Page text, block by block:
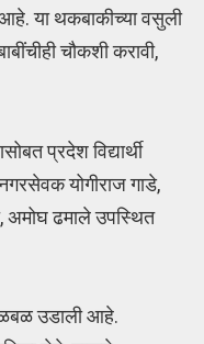
या थकबाकीच्या वसुली
चौकशी करावी,
प्रदेश विद्यार्थी
योगीराज गाडे,
अमोघ ढमाले उपस्थित
उडाली आहे.